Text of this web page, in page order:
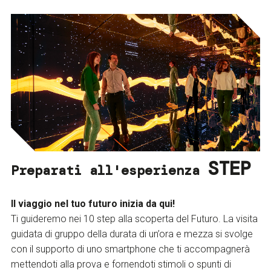
Preparati all'esperienza STEP
Il viaggio nel tuo futuro inizia da qui!
Ti guideremo nei 10 step alla scoperta del Futuro. La visita
guidata di gruppo della durata di un’ora e mezza si svolge
con il supporto di uno smartphone che ti accompagnerà
mettendoti alla prova e fornendoti stimoli o spunti di